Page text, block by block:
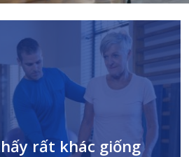
rất khác giống